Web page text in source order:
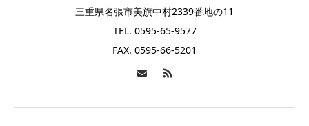
三重県名張市美旗中村2339番地の11
TEL. 0595-65-9577
FAX. 0595-66-5201